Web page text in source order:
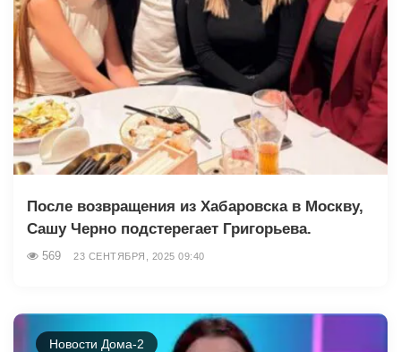
После возвращения из Хабаровска в Москву,
Сашу Черно подстерегает Григорьева.
569 23 СЕНТЯБРЯ, 2025 09:40
Новости Дома-2